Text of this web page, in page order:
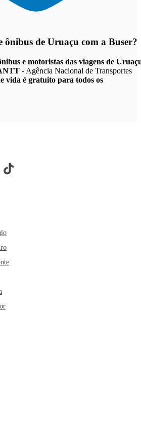
ônibus de Uruaçu com a Buser?
e motoristas das viagens de
- Agência Nacional de Transportes
vida é gratuito para todos os